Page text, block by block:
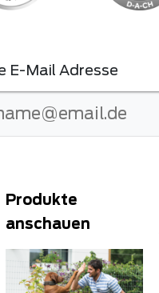
E-Mail Adresse
Produkte
anschauen